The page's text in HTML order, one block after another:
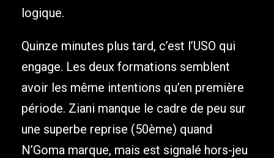
logique.
Quinze minutes plus tard, c’est l’USO qui
engage. Les deux formations semblent
avoir les même intentions qu’en première
période. Ziani manque le cadre de peu sur
une superbe reprise (50ème) quand
N’Goma marque, mais est signalé hors-jeu